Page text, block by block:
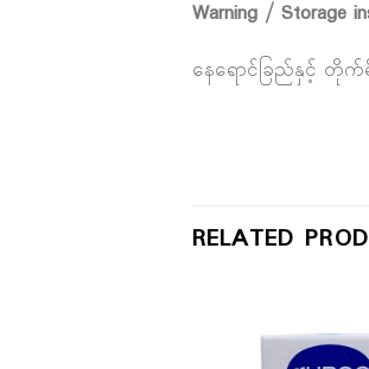
Warning / Storage
နေရောင်ခြည်နှင့် တိုက်
RELATED